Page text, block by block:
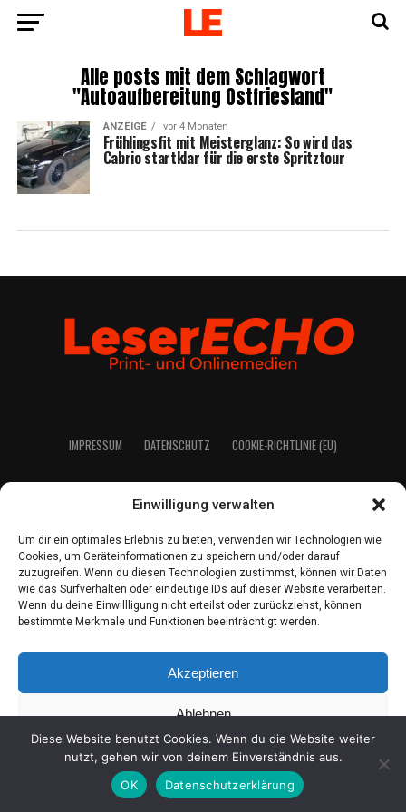
Einwilligung verwalten
Um dir ein optimales Erlebnis zu bieten, verwenden wir Technologien wie
Cookies, um Geräteinformationen zu speichern und/oder darauf
zuzugreifen. Wenn du diesen Technologien zustimmst, können wir Daten
wie das Surfverhalten oder eindeutige IDs auf dieser Website verarbeiten.
Wenn du deine Einwillligung nicht erteilst oder zurückziehst, können
bestimmte Merkmale und Funktionen beeinträchtigt werden.
Akzeptieren
Ablehnen
Einstellungen ansehen
Coo­kie-Richt­li­nieDaten­schutz Impres­sum
Alle posts mit dem Schlagwort
"Autoaufbereitung Ostfriesland"
ANZEIGE vor 4 Monaten
Früh­lings­fit mit Meis­ter­glanz: So wird das
Cabrio start­klar für die ers­te Spritztour
IMPRES­SUM DATEN­SCHUTZ COO­KIE-RICH­T­­LI­­NIE (EU)
2021 LeserEcho Verlag
Diese Website benutzt Cookies. Wenn du die Website weiter
nutzt, gehen wir von deinem Einverständnis aus.
OK
Datenschutzerklärung